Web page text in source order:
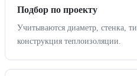
Подбор по проекту
Учитываются диаметр, стенка,
конструкция теплоизоляции.